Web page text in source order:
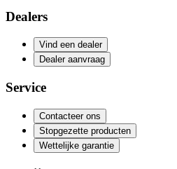
Dealers
Vind een dealer
Dealer aanvraag
Service
Contacteer ons
Stopgezette producten
Wettelijke garantie